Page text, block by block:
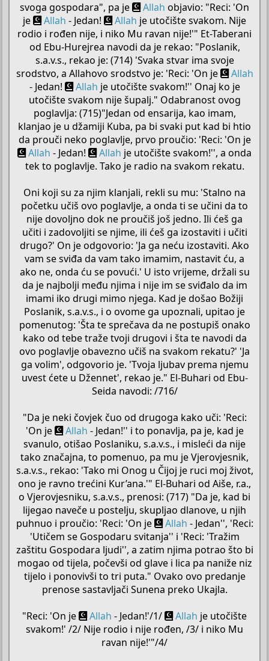
svoga gospodara", pa je
Allah objavio: "Reci: 'On
je
Allah - Jedan! Allah je utočište svakom. Nije
rodio i rođen nije, i niko Mu ravan nije!'" Et-Taberani
od Ebu-Hurejrea navodi da je rekao: "Poslanik,
s.a.v.s., rekao je: (714) 'Svaka stvar ima svoje
srodstvo, a Allahovo srodstvo je: 'Reci: 'On je
Allah
- Jedan!
Allah je utočište svakom!'' Onaj ko je
utočište svakom nije šupalj." Odabranost ovog
poglavlja: (715)"Jedan od ensarija, kao imam,
klanjao je u džamiji Kuba, pa bi svaki put kad bi htio
da prouči neko poglavlje, prvo proučio: 'Reci: 'On je
Allah - Jedan! Allah je utočište svakom!'', a onda
tek to poglavlje. Tako je radio na svakom rekatu.
Oni koji su za njim klanjali, rekli su mu: 'Stalno na
početku učiš ovo poglavlje, a onda ti se učini da to
nije dovoljno dok ne proučiš još jedno. Ili ćeš ga
učiti i zadovoljiti se njime, ili ćeš ga izostaviti i učiti
drugo?' On je odgovorio: 'Ja ga neću izostaviti. Ako
vam se sviđa da vam tako imamim, nastavit ću, a
ako ne, onda ću se povući.' U isto vrijeme, držali su
da je najbolji među njima i nije im se sviđalo da im
imami iko drugi mimo njega. Kad je došao Božiji
Poslanik, s.a.v.s., i o ovome ga upoznali, upitao je
pomenutog: 'Šta te sprečava da ne postupiš onako
kako od tebe traže tvoji drugovi i šta te navodi da
ovo poglavlje obavezno učiš na svakom rekatu?' 'Ja
ga volim', odgovorio je. 'Tvoja ljubav prema njemu
uvest ćete u Džennet', rekao je." El-Buhari od Ebu-
Seida navodi: /716/
"Da je neki čovjek čuo od drugoga kako uči: 'Reci:
'On je
Allah - Jedan!'' i to ponavlja, pa je, kad je
svanulo, otišao Poslaniku, s.a.v.s., i misleći da nije
tako značajna, to pomenuo, pa mu je Vjerovjesnik,
s.a.v.s., rekao: 'Tako mi Onog u Čijoj je ruci moj život,
ono je ravno trećini Kur’ana.'" El-Buhari od Aiše, r.a.,
o Vjerovjesniku, s.a.v.s., prenosi: (717) "Da je, kad bi
lijegao naveče u postelju, skupljao dlanove, u njih
puhnuo i proučio: 'Reci: 'On je
Allah - Jedan'', 'Reci:
'Utičem se Gospodaru svitanja'' i 'Reci: 'Tražim
zaštitu Gospodara ljudi'', a zatim njima potrao što bi
mogao od tijela, počevši od glave i lica pa naniže niz
tijelo i ponovivši to tri puta." Ovako ovo predanje
prenose sastavljači Sunena preko Ukajla.
"Reci: 'On je
Allah - Jedan!'/1/ Allah je utočište
svakom!' /2/ Nije rodio i nije rođen, /3/ i niko Mu
ravan nije!'"/4/